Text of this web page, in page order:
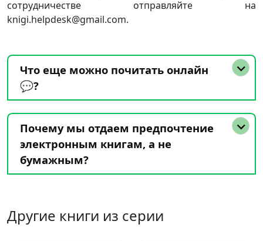
сотрудничестве отправляйте на
knigi.helpdesk@gmail.com.
Что еще можно почитать онлайн
💬?
Почему мы отдаем предпочтение
электронным книгам, а не
бумажным?
Другие книги из серии